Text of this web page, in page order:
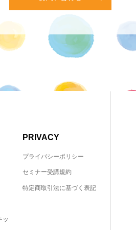
ッ
PRIVACY
プライバシーポリシー
セミナー受講規約
特定商取引法に基づく表記